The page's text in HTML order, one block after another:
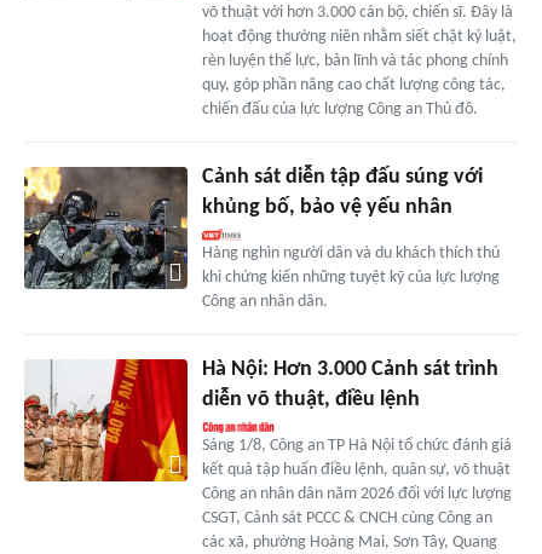
võ thuật với hơn 3.000 cán bộ, chiến sĩ. Đây là
hoạt động thường niên nhằm siết chặt kỷ luật,
rèn luyện thể lực, bản lĩnh và tác phong chính
quy, góp phần nâng cao chất lượng công tác,
chiến đấu của lực lượng Công an Thủ đô.
Cảnh sát diễn tập đấu súng với
khủng bố, bảo vệ yếu nhân
Hàng nghìn người dân và du khách thích thú
khi chứng kiến những tuyệt kỹ của lực lượng
Công an nhân dân.
Hà Nội: Hơn 3.000 Cảnh sát trình
diễn võ thuật, điều lệnh
Sáng 1/8, Công an TP Hà Nội tổ chức đánh giá
kết quả tập huấn điều lệnh, quân sự, võ thuật
Công an nhân dân năm 2026 đối với lực lượng
CSGT, Cảnh sát PCCC & CNCH cùng Công an
các xã, phường Hoàng Mai, Sơn Tây, Quang